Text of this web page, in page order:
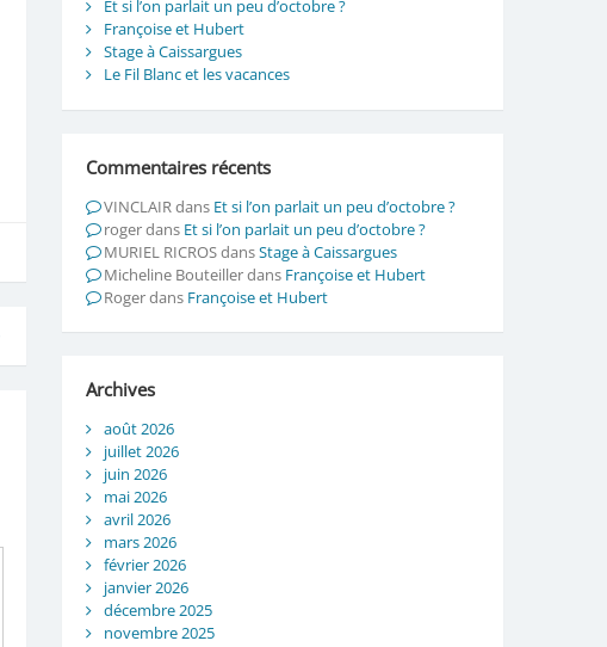
Et si l’on parlait un peu d’octobre ?
Françoise et Hubert
Stage à Caissargues
Le Fil Blanc et les vacances
Commentaires récents
VINCLAIR dans Et si l’on parlait un peu d’octobre ?
rogerdans Et si l’on parlait un peu d’octobre ?
MURIEL RICROSdansStage à Caissargues
Micheline Bouteillerdans Françoise et Hubert
Rogerdans Françoise et Hubert
Archives
août 2026
juillet 2026
juin 2026
mai 2026
avril 2026
mars 2026
février 2026
janvier 2026
décembre 2025
novembre 2025